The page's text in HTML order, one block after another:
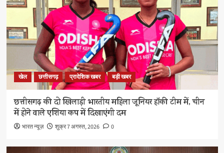
खेल छत्तीसगढ़ प्रादेशिक खबर बड़ी खबर
छत्तीसगढ़ की दो खिलाड़ी भारतीय महिला जूनियर हॉकी टीम में, चीन
में होने वाले एशिया कप में दिखाएंगी दम
भारत न्यूज़ शुक्र 7 अगस्त, 2026 0